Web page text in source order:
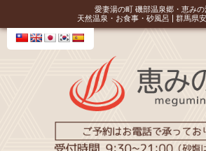
愛妻湯の町 磯部温泉郷・恵みの
天然温泉・お食事・砂風呂 | 群馬県